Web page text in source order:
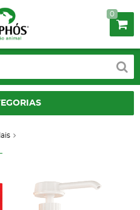
0